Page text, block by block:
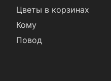
Цветы в корзинах
Кому
Повод